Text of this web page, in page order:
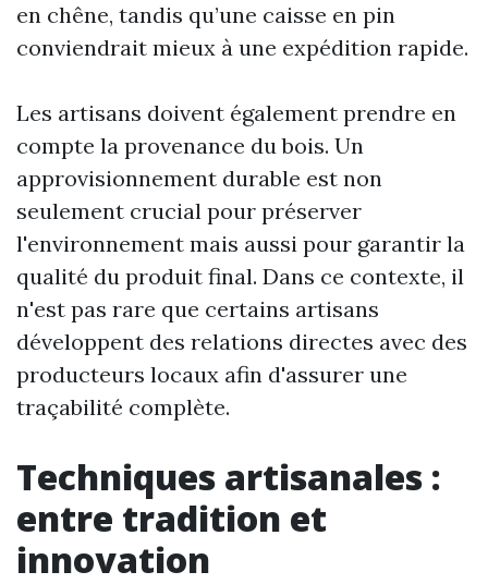
en chêne, tandis qu’une caisse en pin
conviendrait mieux à une expédition rapide.
Les artisans doivent également prendre en
compte la provenance du bois. Un
approvisionnement durable est non
seulement crucial pour préserver
l'environnement mais aussi pour garantir la
qualité du produit final. Dans ce contexte, il
n'est pas rare que certains artisans
développent des relations directes avec des
producteurs locaux afin d'assurer une
traçabilité complète.
Techniques artisanales :
entre tradition et
innovation